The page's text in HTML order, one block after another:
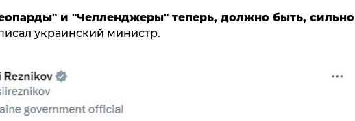
и "Челленджеры" теперь, должно быть, сильно
украинский министр.